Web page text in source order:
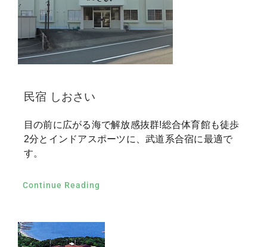
民宿 しおさい
目の前に広がる海で解放感抜群!総合体育館も徒歩
2分とインドアスポーツに、武道系合宿に最適で
す。
Continue Reading